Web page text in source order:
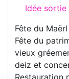
Idée sortie
Fête du
Fête du
vieux
deiz et